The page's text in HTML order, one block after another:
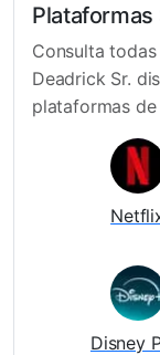
Consulta
Deadrick Sr.
plataformas
Disney